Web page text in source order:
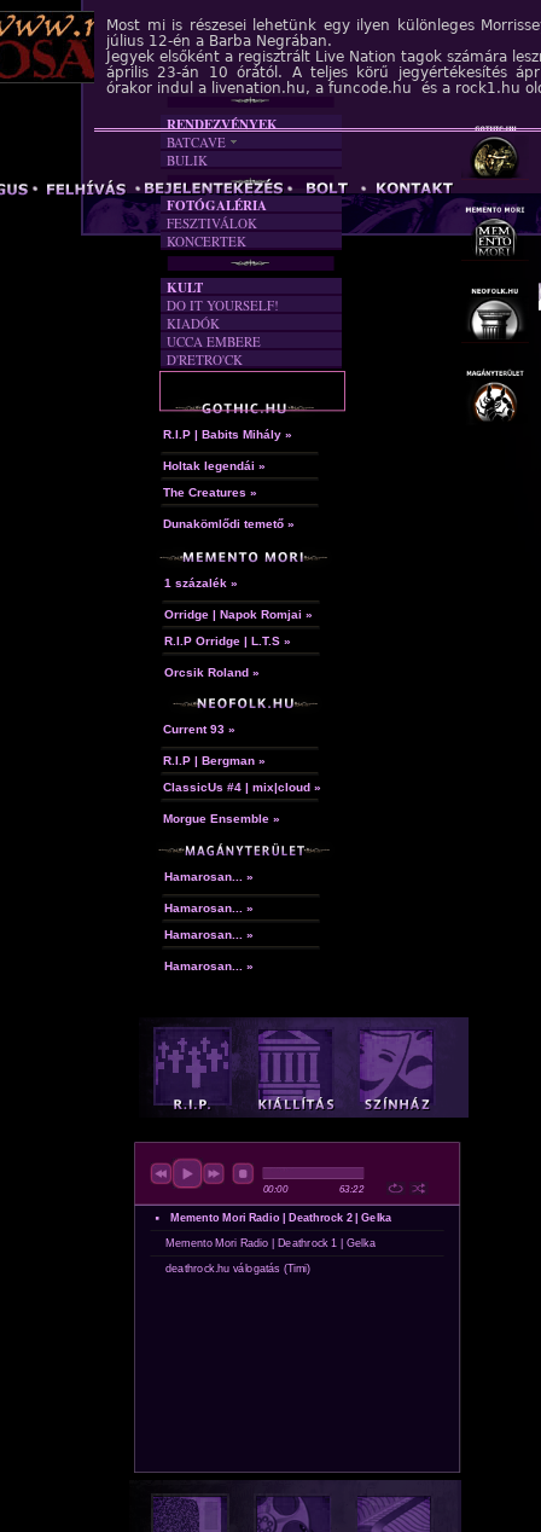
Most mi is részesei lehetünk egy ilyen különleges
július 12-én a Barba Negrában.
Jegyek elsőként a regisztrált Live Nation tagok számára
április 23-án 10 órától. A teljes körű jegyértékesítés
órakor indul a livenation.hu, a funcode.hu és a rock1.hu
DVD
INTERJÚK
FORDÍTÁSOK
DALSZÖVEGEK
RENDEZVÉNYEK
BATCAVE
AKTUÁLIS
A MÚLT
BULIK
FOTÓGALÉRIA
FESZTIVÁLOK
KONCERTEK
KULT
DO IT YOURSELF!
KIADÓK
UCCA EMBERE
D'RETRO'CK
R.I.P | Babits Mihály »
Holtak legendái »
The Creatures »
Dunakömlődi temető »
1 százalék »
Orridge | Napok Romjai »
R.I.P Orridge | L.T.S »
Orcsik Roland »
Current 93 »
R.I.P | Bergman »
ClassicUs #4 | mix|cloud »
Morgue Ensemble »
Hamarosan... »
Hamarosan... »
Hamarosan... »
Hamarosan... »